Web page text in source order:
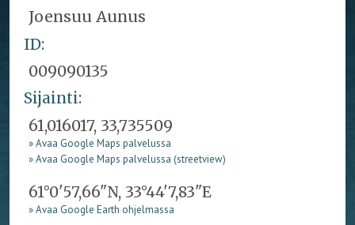
Joensuu Aunus
ID:
009090135
Sijainti:
61,016017, 33,735509
» Avaa Google Maps palvelussa
» Avaa Google Maps palvelussa (streetview)
61°0'57,66"N, 33°44'7,83"E
» Avaa Google Earth ohjelmassa